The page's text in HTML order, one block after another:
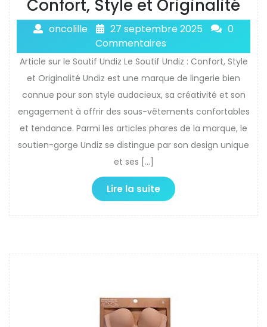
Confort, Style et Originalité
oncolille 27 septembre 2025
0
Commentaires
Article sur le Soutif Undiz Le Soutif Undiz : Confort, Style
et Originalité Undiz est une marque de lingerie bien
connue pour son style audacieux, sa créativité et son
engagement à offrir des sous-vêtements confortables
et tendance. Parmi les articles phares de la marque, le
soutien-gorge Undiz se distingue par son design unique
et ses […]
Lire la suite